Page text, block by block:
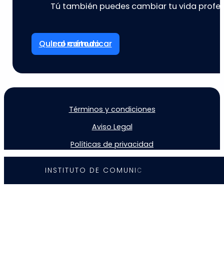
Tú también puedes cambiar tu vida
Ir al método
Términos y condiciones
Aviso Legal
Políticas de privacidad
I N STITUTO D E C O M U N IC